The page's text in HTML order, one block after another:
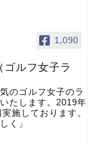
1,090
ゴルフ女子ラ
のゴルフ女子のラ
たします。2019年
施しております。
く」